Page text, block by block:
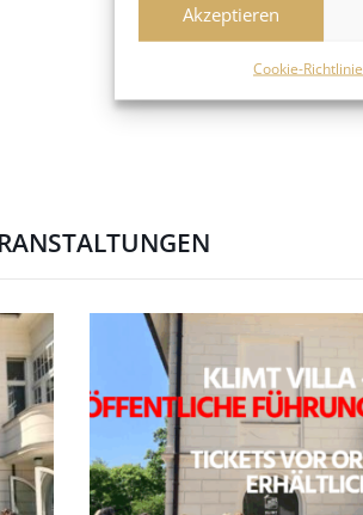
Akzeptieren
Cookie-Richtlinie